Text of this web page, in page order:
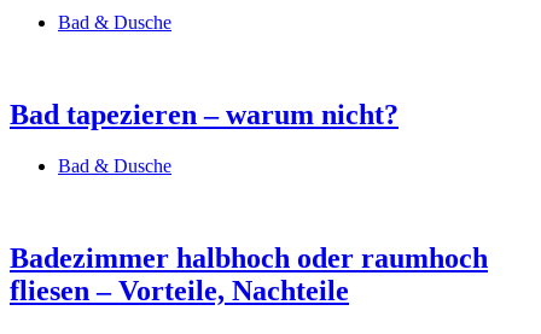
Bad & Dusche
Bad tapezieren – warum nicht?
Bad & Dusche
Badezimmer halbhoch oder raumhoch
fliesen – Vorteile, Nachteile